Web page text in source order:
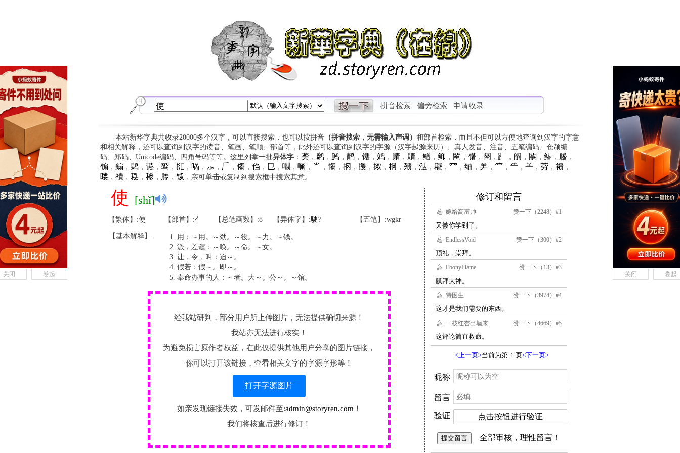
拼音检索 偏旁检索 申请收录
本站新华字典共收录20000多个汉字，可以直接搜索，也可以按拼音（拼音搜索，无需输入声调） 和部首检索，而且不但可以方便地查询到汉字的字意
和相关解释，还可以查询到汉字的读音、笔画、笔顺、部首等，此外还可以查询到汉字的字源（汉字起源来历）、真人发音、注音、五笔编码、仓颉编
码、郑码、Unicode编码、四角号码等等。这里列举一批异体字： 䶮 ， 䴙， 䴘， 䴖， 䦆， 䴔， 䞍， 䝼， 䲡 ， 䲟 ， 䦟 ， 䦃， 䦷 ， ⻊ ， 䦶 ， 䦛 ， 䲠 ， 䲢 ，
䦂 ， 䥇 ， 䴗， 䜩， 䴕， 㧟 ， 㖞 ， ⺗ ， 𠂆 ， 㑳 ， 㑇 ， 㔾 ， 㘚 ， 㘎 ， ⺌ ， 㥮 ， 㧏 ， 㩳， 㧐 ， 㭎 ， 㱮， 㳠 ， 䎱 ， ⺳ ， 䌷 ， ⺶， ⺮ ， ⺧， ⺷， 䓖， 䙌，
䁖， 䙡， 䎬 ， 䅟， 䏝， 䥽，亲可单击或复制到搜索框中搜索其意。
使 [shǐ]
【繁体】:使 【部首】:亻 【总笔画数】:8 【异体字】:駛? 【五笔】:wgkr
【基本解释】:
用：～用。～劲。～役。～力。～钱。
派，差谴：～唤。～命。～女。
让，令，叫：迫～。
假若：假～。即～。
奉命办事的人：～者。大～。公～。～馆。
经我站研判，部分用户所上传图片，无法提供确切来源！
我站亦无法进行核实！
为避免损害原作者权益，在此仅提供其他用户分享的图片链接，
你可以打开该链接，查看相关文字的字源字形等！
打开字源图片
如亲发现链接失效，可发邮件至:admin@storyren.com ！
我们将核查后进行修订！
关闭 卷起 关闭 卷起